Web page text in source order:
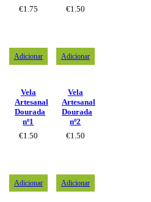
€1.75
€1.50
Adicionar
Vela
Artesanal
Dourada
nº1
€1.50
Adicionar
Vela
Artesanal
Dourada
nº2
€1.50
Adicionar Adicionar